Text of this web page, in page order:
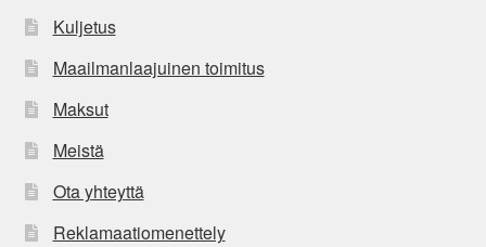
Kuljetus
Maailmanlaajuinen toimitus
Maksut
Meistä
Ota yhteyttä
Reklamaatiomenettely